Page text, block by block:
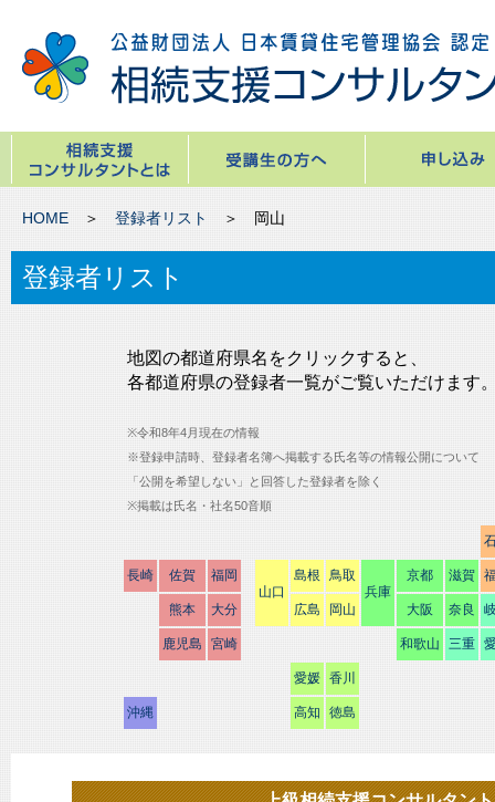
HOME ＞ 登録者リスト ＞ 岡山
登録者リスト
地図の都道府県名をクリックすると、
各都道府県の登録者一覧がご覧いただけます
※令和8年4月現在の情報
※登録申請時、登録者名簿へ掲載する氏名等の情報公開について
「公開を希望しない」と回答した登録者を除く
※掲載は氏名・社名50音順
長崎 佐賀
福岡
山口
島根
鳥取
兵庫
京都 滋賀
熊本 大分 広島 岡山 大阪 奈良
鹿児島 宮崎 和歌山 三重
愛媛 香川
沖縄 高知 徳島